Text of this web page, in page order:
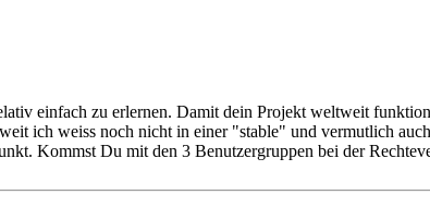
einfach zu erlernen. Damit dein Projekt weltweit
ich weiss noch nicht in einer "stable" und vermutlich
Kommst Du mit den 3 Benutzergruppen bei der